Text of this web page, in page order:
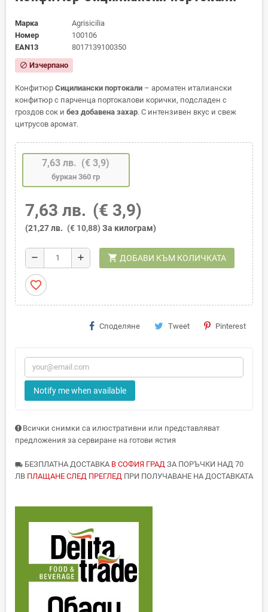
Марка
Agrisicilia
Номер
100106
EAN13
8017139100350
block Изчерпано
Конфитюр Сицилиански портокали – ароматен италиански
конфитюр с парченца портокалови корички, подсладен с
гроздов сок и без добавена захар. С интензивен вкус и свеж
цитрусов аромат.
7,63 лв. (€ 3,9)
буркан 360 гр
7,63 лв. (€ 3,9)
(21,27 лв. (€ 10,88) За килограм)
remove add shopping_cart ДОБАВИ КЪМ КОЛИЧКАТА
favorite_border
Споделяне Tweet Pinterest
Notify me when available
Всички снимки са илюстративни или представляват
предложения за сервиране на готови ястия
local_shipping БЕЗПЛАТНА ДОСТАВКА В СОФИЯ ГРАД ЗА ПОРЪЧКИ НАД 70
ЛВ ПЛАЩАНЕ СЛЕД ПРЕГЛЕД ПРИ ПОЛУЧАВАНЕ НА ДОСТАВКАТА